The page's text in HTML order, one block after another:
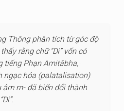
Thông phân tích từ góc độ
rằng chữ “Di” vốn có
tiếng Phạn Amitābha,
ngạc hóa (palatalisation)
âm m- đã biến đổi thành